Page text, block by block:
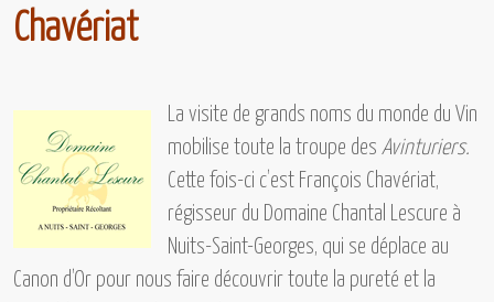
Chavériat
La visite de grands noms du monde du Vin
mobilise toute la troupe desAvinturiers.
Cette fois-ci c’est François Chavériat,
régisseur du Domaine Chantal Lescure à
Nuits-Saint-Georges, qui se déplace au
Canon d’Or pour nous faire découvrir toute la pureté et la